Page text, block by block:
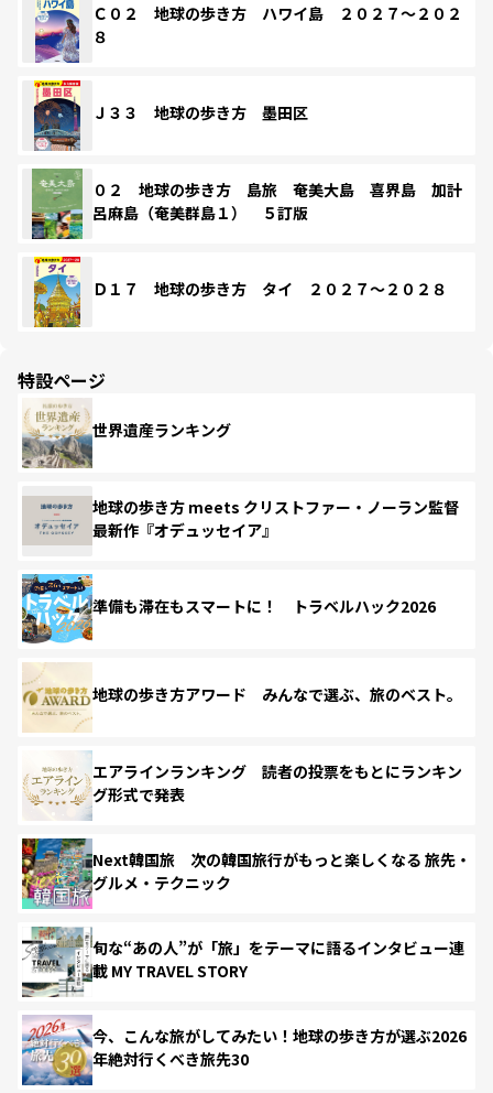
Ｃ０２ 地球の歩き方 ハワイ島 ２０２７～２０２
８
Ｊ３３ 地球の歩き方 墨田区
０２ 地球の歩き方 島旅 奄美大島 喜界島 加計
呂麻島（奄美群島１） ５訂版
Ｄ１７ 地球の歩き方 タイ ２０２７～２０２８
特設ページ
世界遺産ランキング
地球の歩き方 meets クリストファー・ノーラン監督
最新作『オデュッセイア』
準備も滞在もスマートに！ トラベルハック2026
地球の歩き方アワード みんなで選ぶ、旅のベスト。
エアラインランキング 読者の投票をもとにランキン
グ形式で発表
Next韓国旅 次の韓国旅行がもっと楽しくなる 旅先・
グルメ・テクニック
旬な“あの人”が「旅」をテーマに語るインタビュー連
載 MY TRAVEL STORY
今、こんな旅がしてみたい！地球の歩き方が選ぶ2026
年絶対行くべき旅先30